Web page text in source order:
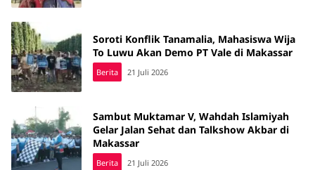
Soroti Konflik Tanamalia, Mahasiswa Wija
To Luwu Akan Demo PT Vale di Makassar
Berita 21 Juli 2026
Sambut Muktamar V, Wahdah Islamiyah
Gelar Jalan Sehat dan Talkshow Akbar di
Makassar
Berita 21 Juli 2026